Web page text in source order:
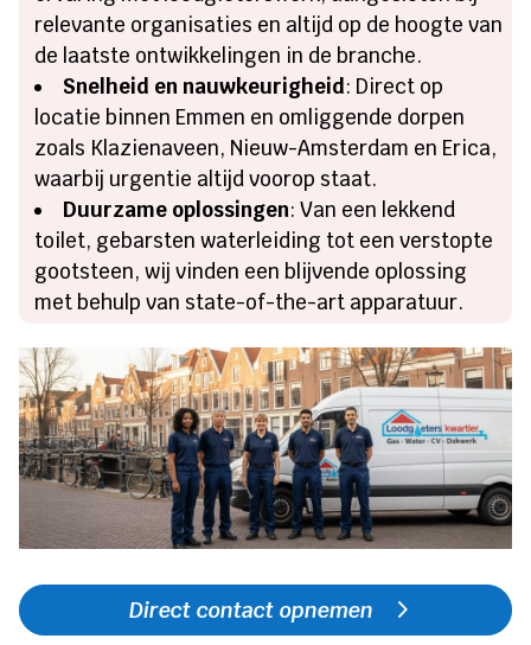
relevante organisaties en altijd op de hoogte van
de laatste ontwikkelingen in de branche.
Snelheid en nauwkeurigheid: Direct op
locatie binnen Emmen en omliggende dorpen
zoals Klazienaveen, Nieuw-Amsterdam en Erica,
waarbij urgentie altijd voorop staat.
Duurzame oplossingen: Van een lekkend
toilet, gebarsten waterleiding tot een verstopte
gootsteen, wij vinden een blijvende oplossing
met behulp van state-of-the-art apparatuur.
Direct contact opnemen